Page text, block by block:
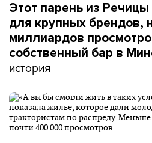
Этот парень из
для крупных брендов,
миллиардов
собственный бар в
история